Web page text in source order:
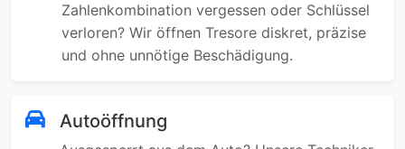
Zahlenkombination vergessen oder Schlüssel
verloren? Wir öffnen Tresore diskret, präzise
und ohne unnötige Beschädigung.
Autoöffnung